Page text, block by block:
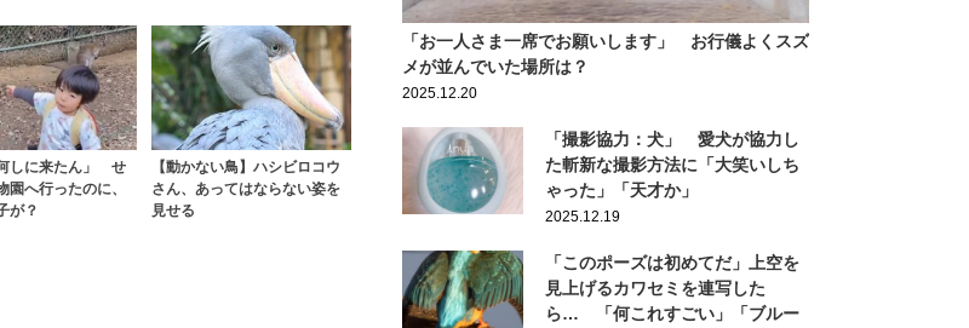
しに来たん」 せ
園へ行ったのに、
が？
【動かない鳥】ハシビロコウ
さん、あってはならない姿を
見せる
「お一人さま一席でお願いします」 お行儀よくスズ
メが並んでいた場所は？
2025.12.20
「撮影協力：犬」 愛犬が協力し
た斬新な撮影方法に「大笑いしち
ゃった」「天才か」
2025.12.19
「このポーズは初めてだ」上空を
見上げるカワセミを連写した
ら… 「何これすごい」「ブルー